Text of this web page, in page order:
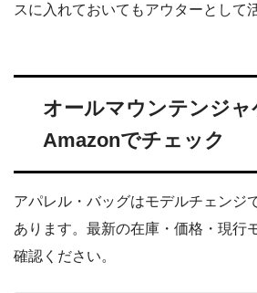
スに入れておいてもアウターとして
オールマウンテンジャ
Amazonでチェック
アパレル・バッグはモデルチェンジ
あります。最新の在庫・価格・現行
確認ください。